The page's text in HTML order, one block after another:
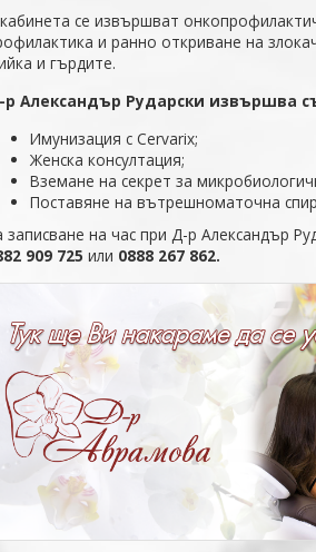
се извършват
и ранно откриване на
и гърдите.
Александър Рударски извършва
Имунизация с Cervarix;
Женска консултация;
Вземане на секрет за
Поставяне на вътрешноматочна
записване на час при Д-р Александър
909 725или 0888 267 862.